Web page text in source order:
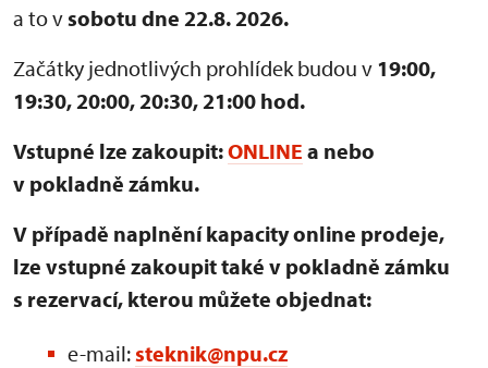
a to vsobotu dne 22.8. 2026.
Začátky jednotlivých prohlídek budou v 19:00,
19:30, 20:00, 20:30, 21:00 hod.
Vstupné lze zakoupit:ONLINE a nebo
v pokladně zámku.
V případě naplnění kapacity online prodeje,
lze vstupné zakoupit také v pokladně zámku
s rezervací, kterou můžete objednat:
e-mail:steknik@npu.cz